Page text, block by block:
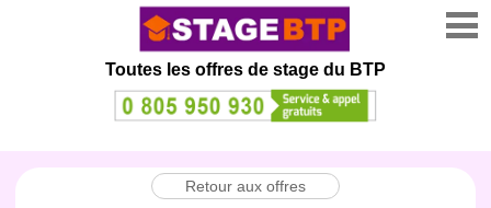
Toutes les offres de stage du BTP
Retour aux offres